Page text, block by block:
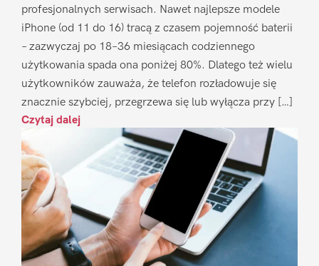
profesjonalnych serwisach. Nawet najlepsze modele
iPhone (od 11 do 16) tracą z czasem pojemność baterii
– zazwyczaj po 18–36 miesiącach codziennego
użytkowania spada ona poniżej 80%. Dlatego też wielu
użytkowników zauważa, że telefon rozładowuje się
znacznie szybciej, przegrzewa się lub wyłącza przy […]
Czytaj dalej